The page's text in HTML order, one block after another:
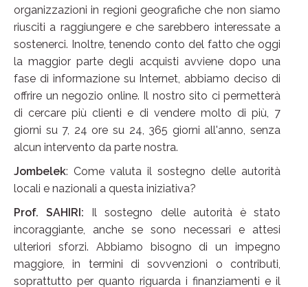
organizzazioni in regioni geografiche che non siamo
riusciti a raggiungere e che sarebbero interessate a
sostenerci. Inoltre, tenendo conto del fatto che oggi
la maggior parte degli acquisti avviene dopo una
fase di informazione su Internet, abbiamo deciso di
offrire un negozio online. Il nostro sito ci permetterà
di cercare più clienti e di vendere molto di più, 7
giorni su 7, 24 ore su 24, 365 giorni all'anno, senza
alcun intervento da parte nostra.
Jombelek: Come valuta il sostegno delle autorità
locali e nazionali a questa iniziativa?
Prof. SAHIRI: Il sostegno delle autorità è stato
incoraggiante, anche se sono necessari e attesi
ulteriori sforzi. Abbiamo bisogno di un impegno
maggiore, in termini di sovvenzioni o contributi,
soprattutto per quanto riguarda i finanziamenti e il